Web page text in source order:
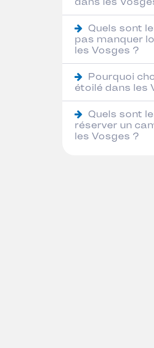
Quels sont
pas manquer
les Vosges ?
Pourquoi
étoilé dans les
Quels sont
réserver un
les Vosges ?